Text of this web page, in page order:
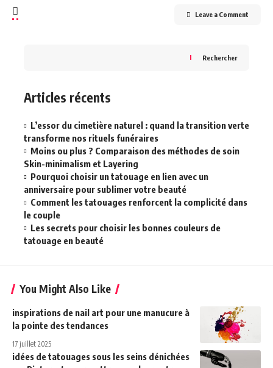
Leave a Comment
Rechercher
Articles récents
L’essor du cimetière naturel : quand la transition verte
transforme nos rituels funéraires
Moins ou plus ? Comparaison des méthodes de soin
Skin-minimalism et Layering
Pourquoi choisir un tatouage en lien avec un
anniversaire pour sublimer votre beauté
Comment les tatouages renforcent la complicité dans
le couple
Les secrets pour choisir les bonnes couleurs de
tatouage en beauté
You Might Also Like
inspirations de nail art pour une manucure à
la pointe des tendances
17 juillet 2025
idées de tatouages sous les seins dénichées